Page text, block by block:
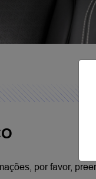
por favor,